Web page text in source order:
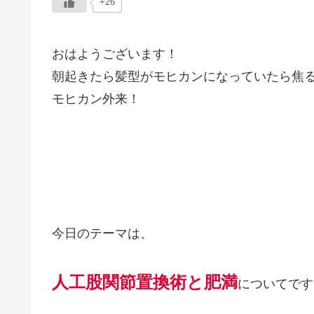
おはようございます！
朝起きたら髪型がモヒカンになっていたら焦
モヒカン外来！
今日のテーマは、
人工股関節置換術と肥満についてです